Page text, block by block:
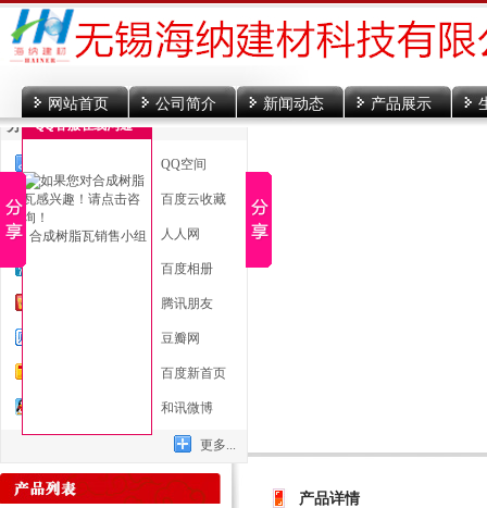
网站首页 公司简介 新闻动态 产品展示
产品详情
分享到
QQ空间
新浪微博 百度云收藏
微信 人人网
百度相册
腾讯朋友
豆瓣网
百度新首页
和讯微博
更多...
QQ客服在线沟通
合成树脂瓦销售小组